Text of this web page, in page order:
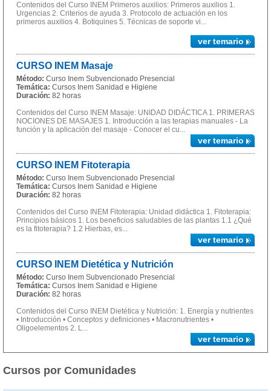
Contenidos del Curso INEM Primeros auxilios: Primeros auxilios 1.
Urgencias 2. Criterios de ayuda 3. Protocolo de actuación en los
primeros auxilios 4. Botiquines 5. Técnicas de soporte vi...
ver temario
CURSO INEM Masaje
Método: Curso Inem Subvencionado Presencial
Temática: Cursos Inem Sanidad e Higiene
Duración: 82 horas
Contenidos del Curso INEM Masaje: UNIDAD DIDÁCTICA 1. PRIMERAS
NOCIONES DE MASAJES 1. Introducción a las terapias manuales - La
función y la aplicación del masaje - Conocer el cu...
ver temario
CURSO INEM Fitoterapia
Método: Curso Inem Subvencionado Presencial
Temática: Cursos Inem Sanidad e Higiene
Duración: 82 horas
Contenidos del Curso INEM Fitoterapia: Unidad didáctica 1. Fitoterapia:
Principios básicos 1. Los beneficios saludables de las plantas 1.1 ¿Qué
es la fitoterapia? 1.2 Hierbas, es...
ver temario
CURSO INEM Dietética y Nutrición
Método: Curso Inem Subvencionado Presencial
Temática: Cursos Inem Sanidad e Higiene
Duración: 82 horas
Contenidos del Curso INEM Dietética y Nutrición: 1. Energía y nutrientes
• Introducción • Conceptos y definiciones • Macronutrientes •
Oligoelementos 2. L...
ver temario
Cursos por Comunidades